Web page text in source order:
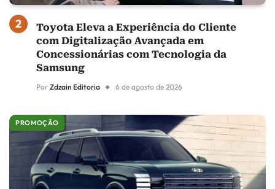
Toyota Eleva a Experiência do Cliente
com Digitalização Avançada em
Concessionárias com Tecnologia da
Samsung
Por Zdzain Editoria 6 de agosto de 2026
PROMOÇÃO